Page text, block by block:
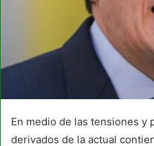
En medio de las tensiones
derivados de la actual